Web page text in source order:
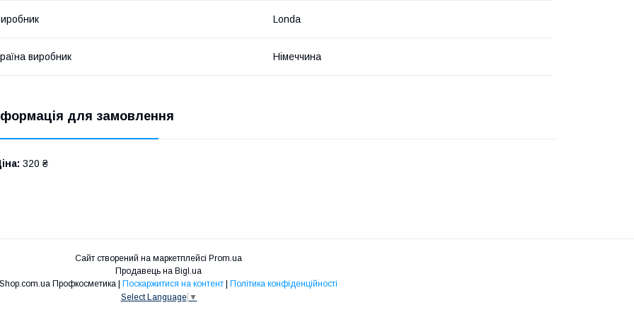
Londa
виробник Німеччина
для замовлення
320 ₴
Сайт створений на маркетплейсі Prom.ua
Продавець на Bigl.ua
Niko Shop.com.ua Профкосметика | Поскаржитися на контент | Політика конфіденційності
Select Language ▼